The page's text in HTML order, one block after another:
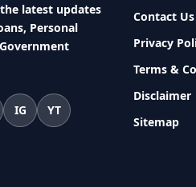
latest updates
Personal
IG YT
Contact Us
Privacy
Terms &
Disclaimer
Sitemap